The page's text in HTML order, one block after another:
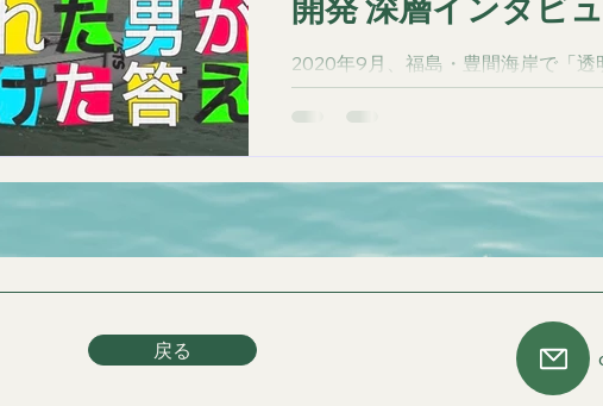
編】」
2020年9月、福島・豊間海岸で「透
像が浮かんだ。 ステージ4の癌、子
断、22億円プロジェクト── “何を遺
層インタビュー【前編】。
戻る